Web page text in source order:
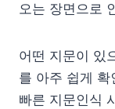
오는 장면으로
어떤 지문이 있
를 아주 쉽게 확
빠른 지문인식